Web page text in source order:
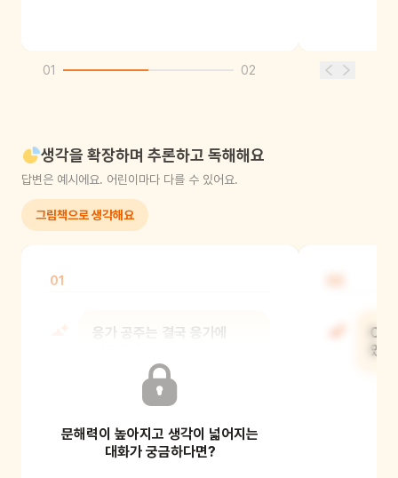
01 02
생각을 확장하며 추론하고 독해해요
답변은 예시에요. 어린이마다 다를 수 있어요.
그림책으로 생각해요
01
응가 공주는 결국 응가에
악기를 연주하며 행진하기도 했어요.
(삽화를 보며
문해력이 높아지고 생각이 넓어지는
대화가 궁금하다면?
OO
있